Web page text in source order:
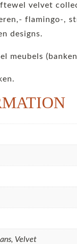
velvet
flamingo-,
designs.
meubels
Velvet